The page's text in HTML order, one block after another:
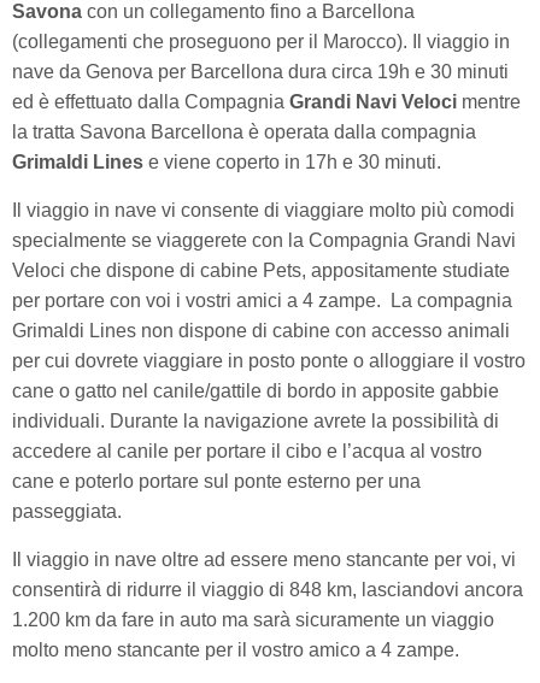
Savona con un collegamento fino a Barcellona
(collegamenti che proseguono per il Marocco). Il viaggio in
nave da Genova per Barcellona dura circa 19h e 30 minuti
ed è effettuato dalla Compagnia Grandi Navi Veloci mentre
la tratta Savona Barcellona è operata dalla compagnia
Grimaldi Lines e viene coperto in 17h e 30 minuti.
Il viaggio in nave vi consente di viaggiare molto più comodi
specialmente se viaggerete con la Compagnia Grandi Navi
Veloci che dispone di cabine Pets, appositamente studiate
per portare con voi i vostri amici a 4 zampe. La compagnia
Grimaldi Lines non dispone di cabine con accesso animali
per cui dovrete viaggiare in posto ponte o alloggiare il vostro
cane o gatto nel canile/gattile di bordo in apposite gabbie
individuali. Durante la navigazione avrete la possibilità di
accedere al canile per portare il cibo e l’acqua al vostro
cane e poterlo portare sul ponte esterno per una
passeggiata.
Il viaggio in nave oltre ad essere meno stancante per voi, vi
consentirà di ridurre il viaggio di 848 km, lasciandovi ancora
1.200 km da fare in auto ma sarà sicuramente un viaggio
molto meno stancante per il vostro amico a 4 zampe.